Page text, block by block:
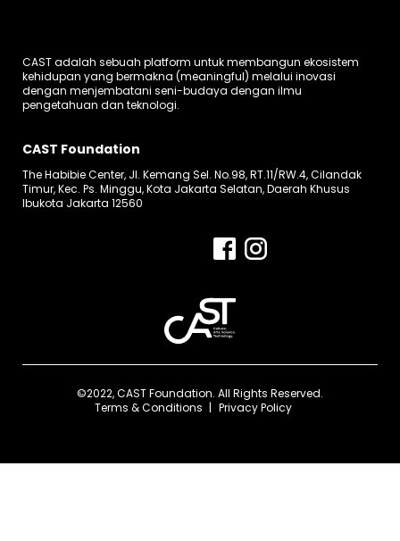
CAST adalah sebuah platform untuk membangun ekosistem
kehidupan yang bermakna (meaningful) melalui inovasi
dengan menjembatani seni-budaya dengan ilmu
pengetahuan dan teknologi.
CAST Foundation
The Habibie Center, Jl. Kemang Sel. No.98, RT.11/RW.4, Cilandak
Timur, Kec. Ps. Minggu, Kota Jakarta Selatan, Daerah Khusus
Ibukota Jakarta 12560
©2022, CAST Foundation. All Rights Reserved.
Terms & Conditions
Privacy Policy